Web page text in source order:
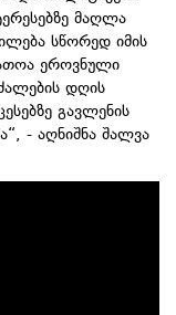
მაღლა
სწორედ იმის
ეროვნული
დღის
გავლენის
- აღნიშნა შალვა